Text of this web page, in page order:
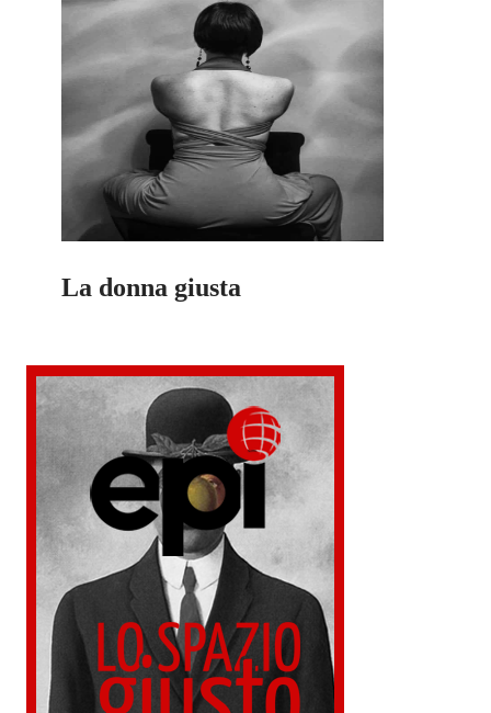
La donna giusta